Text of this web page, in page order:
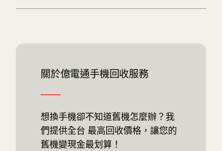
關於億電通手機回收服務
想換手機卻不知道舊機怎麼辦？我
們提供全台 最高回收價格，讓您的
舊機變現金最划算！